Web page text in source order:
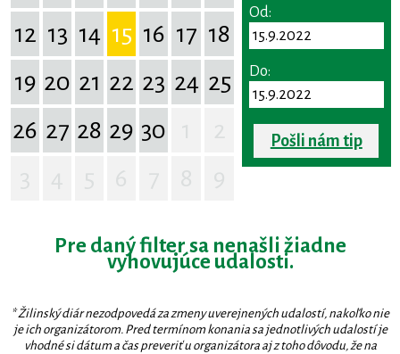
12 13 14 15 16 17 18
19 20 21 22 23 24 25
26 27 28 29 30
Od:
Do:
Pošli nám tip
Pre daný filter sa nenašli žiadne
vyhovujúce udalosti.
* Žilinský diár nezodpovedá za zmeny uverejnených udalostí, nakoľko nie
je ich organizátorom. Pred termínom konania sa jednotlivých udalostí je
vhodné si dátum a čas preveriť u organizátora aj z toho dôvodu, že na